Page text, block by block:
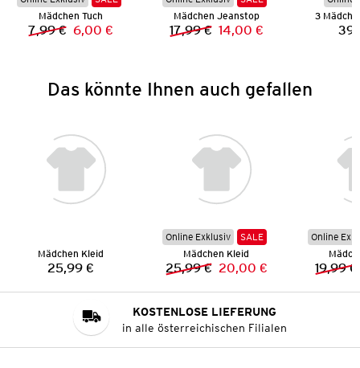
Mädchen Tuch
Vorheriger Preis:
7,99 € Neuer Preis:
6,00 €
Mädchen Jeanstop
Vorheriger Preis:
17,99 € Neuer Preis:
14,00 €
3
Das könnte Ihnen auch gefallen
Mädchen Kleid
Preis:
25,99 €
Online Exklusiv
SALE
Mädchen Kleid
Vorheriger Preis:
25,99 € Neuer Preis:
20,00 €
Online
19,99 €
KOSTENLOSE LIEFERUNG
in alle österreichischen Filialen